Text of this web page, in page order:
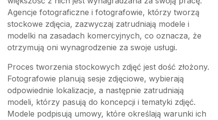
Agencje fotograficzne i fotografowie, którzy tworzą
stockowe zdjęcia, zazwyczaj zatrudniają modele i
modelki na zasadach komercyjnych, co oznacza, że
otrzymują oni wynagrodzenie za swoje usługi.
Proces tworzenia stockowych zdjęć jest dość złożony.
Fotografowie planują sesje zdjęciowe, wybierają
odpowiednie lokalizacje, a następnie zatrudniają
modeli, którzy pasują do koncepcji i tematyki zdjęć.
Modele podpisują umowy, które określają warunki ich